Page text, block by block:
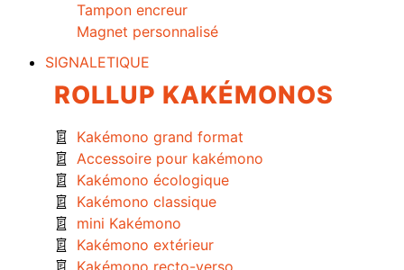
Tampon encreur
Magnet personnalisé
SIGNALETIQUE
ROLLUP KAKÉMONOS
Kakémono grand format
Accessoire pour kakémono
Kakémono écologique
Kakémono classique
mini Kakémono
Kakémono extérieur